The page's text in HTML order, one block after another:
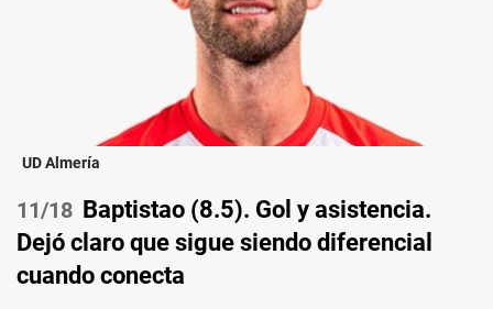
UD Almería
/18 Baptistao (8.5). Gol y asistencia.
Dejó claro que sigue siendo diferencial
cuando conecta